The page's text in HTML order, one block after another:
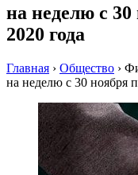
на неделю с 30
2020 года
Главная › Общество ›
на неделю с 30 ноября